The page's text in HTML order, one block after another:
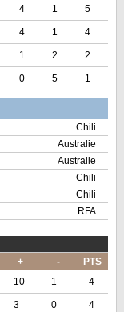
4 1 5
4 1 4
1 2 2
0 5 1
Chili
Australie
Australie
Chili
Chili
RFA
+ -
PTS
10 1 4
3 0 4